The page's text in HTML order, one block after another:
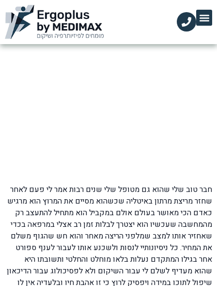
חבר טוב שלי שהוא גם מטופל שלי שנים רבות אמר לי פעם לאחר
שחזר מריצת מרתון באיטליה שכשהוא מסיים את המרוץ הוא מרגיש
כאדם הכי מאושר בעולם אולם במקביל הוא מתחיל להתעצב רק
מהמחשבה שעכשיו הוא יצטרך לבלות זמן רב אצלי במרפאה בכדי
שאחזיר אותו למצב שמלפני הריצה מאחר והוא חש שהגוף משלם
את המחיר. כל ניסיונותיי לנסות ולשכנע אותו לעבור לענף ספורט
אחר בגילו המתקדם נעלות בלאו מוחלט והחלטי ותשובתו היא
שהוא מעדיף לשלם לי עבור השיקום ולא לפסיכולוג עבור הדיכאון
שיפול לתוכו במידה ויפסיק לרוץ כי זו אהבת חיו ובלעדיה אין לו